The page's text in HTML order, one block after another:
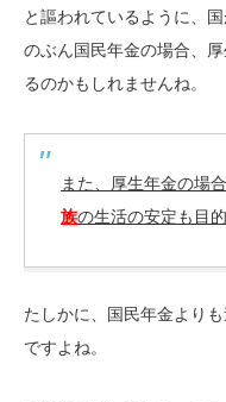
と謳われているように、
のぶん国民年金の場合、
るのかもしれませんね。
また、厚生年金の場
族の生活の安定も目
たしかに、国民年金より
ですよね。